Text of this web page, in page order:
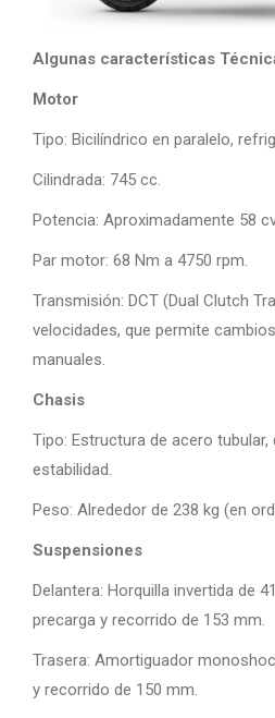
Algunas características
Motor
Tipo: Bicilíndrico en paralelo,
Cilindrada: 745 cc.
Potencia: Aproximadamente 58
Par motor: 68 Nm a 4750 rpm.
Transmisión: DCT (Dual Clutch
velocidades, que permite
manuales.
Chasis
Tipo: Estructura de acero
estabilidad.
Peso: Alrededor de 238 kg (en
Suspensiones
Delantera: Horquilla invertida de
precarga y recorrido de 153 mm.
Trasera: Amortiguador
y recorrido de 150 mm.